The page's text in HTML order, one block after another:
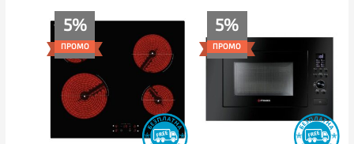
5%
ПРОМОwas:
249.00€.
236.00€.
5%
ПРОМОwas:
259.00€.
е:
245.00€.